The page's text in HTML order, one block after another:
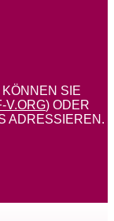
SIE
V.ORG) ODER
ADRESSIEREN.